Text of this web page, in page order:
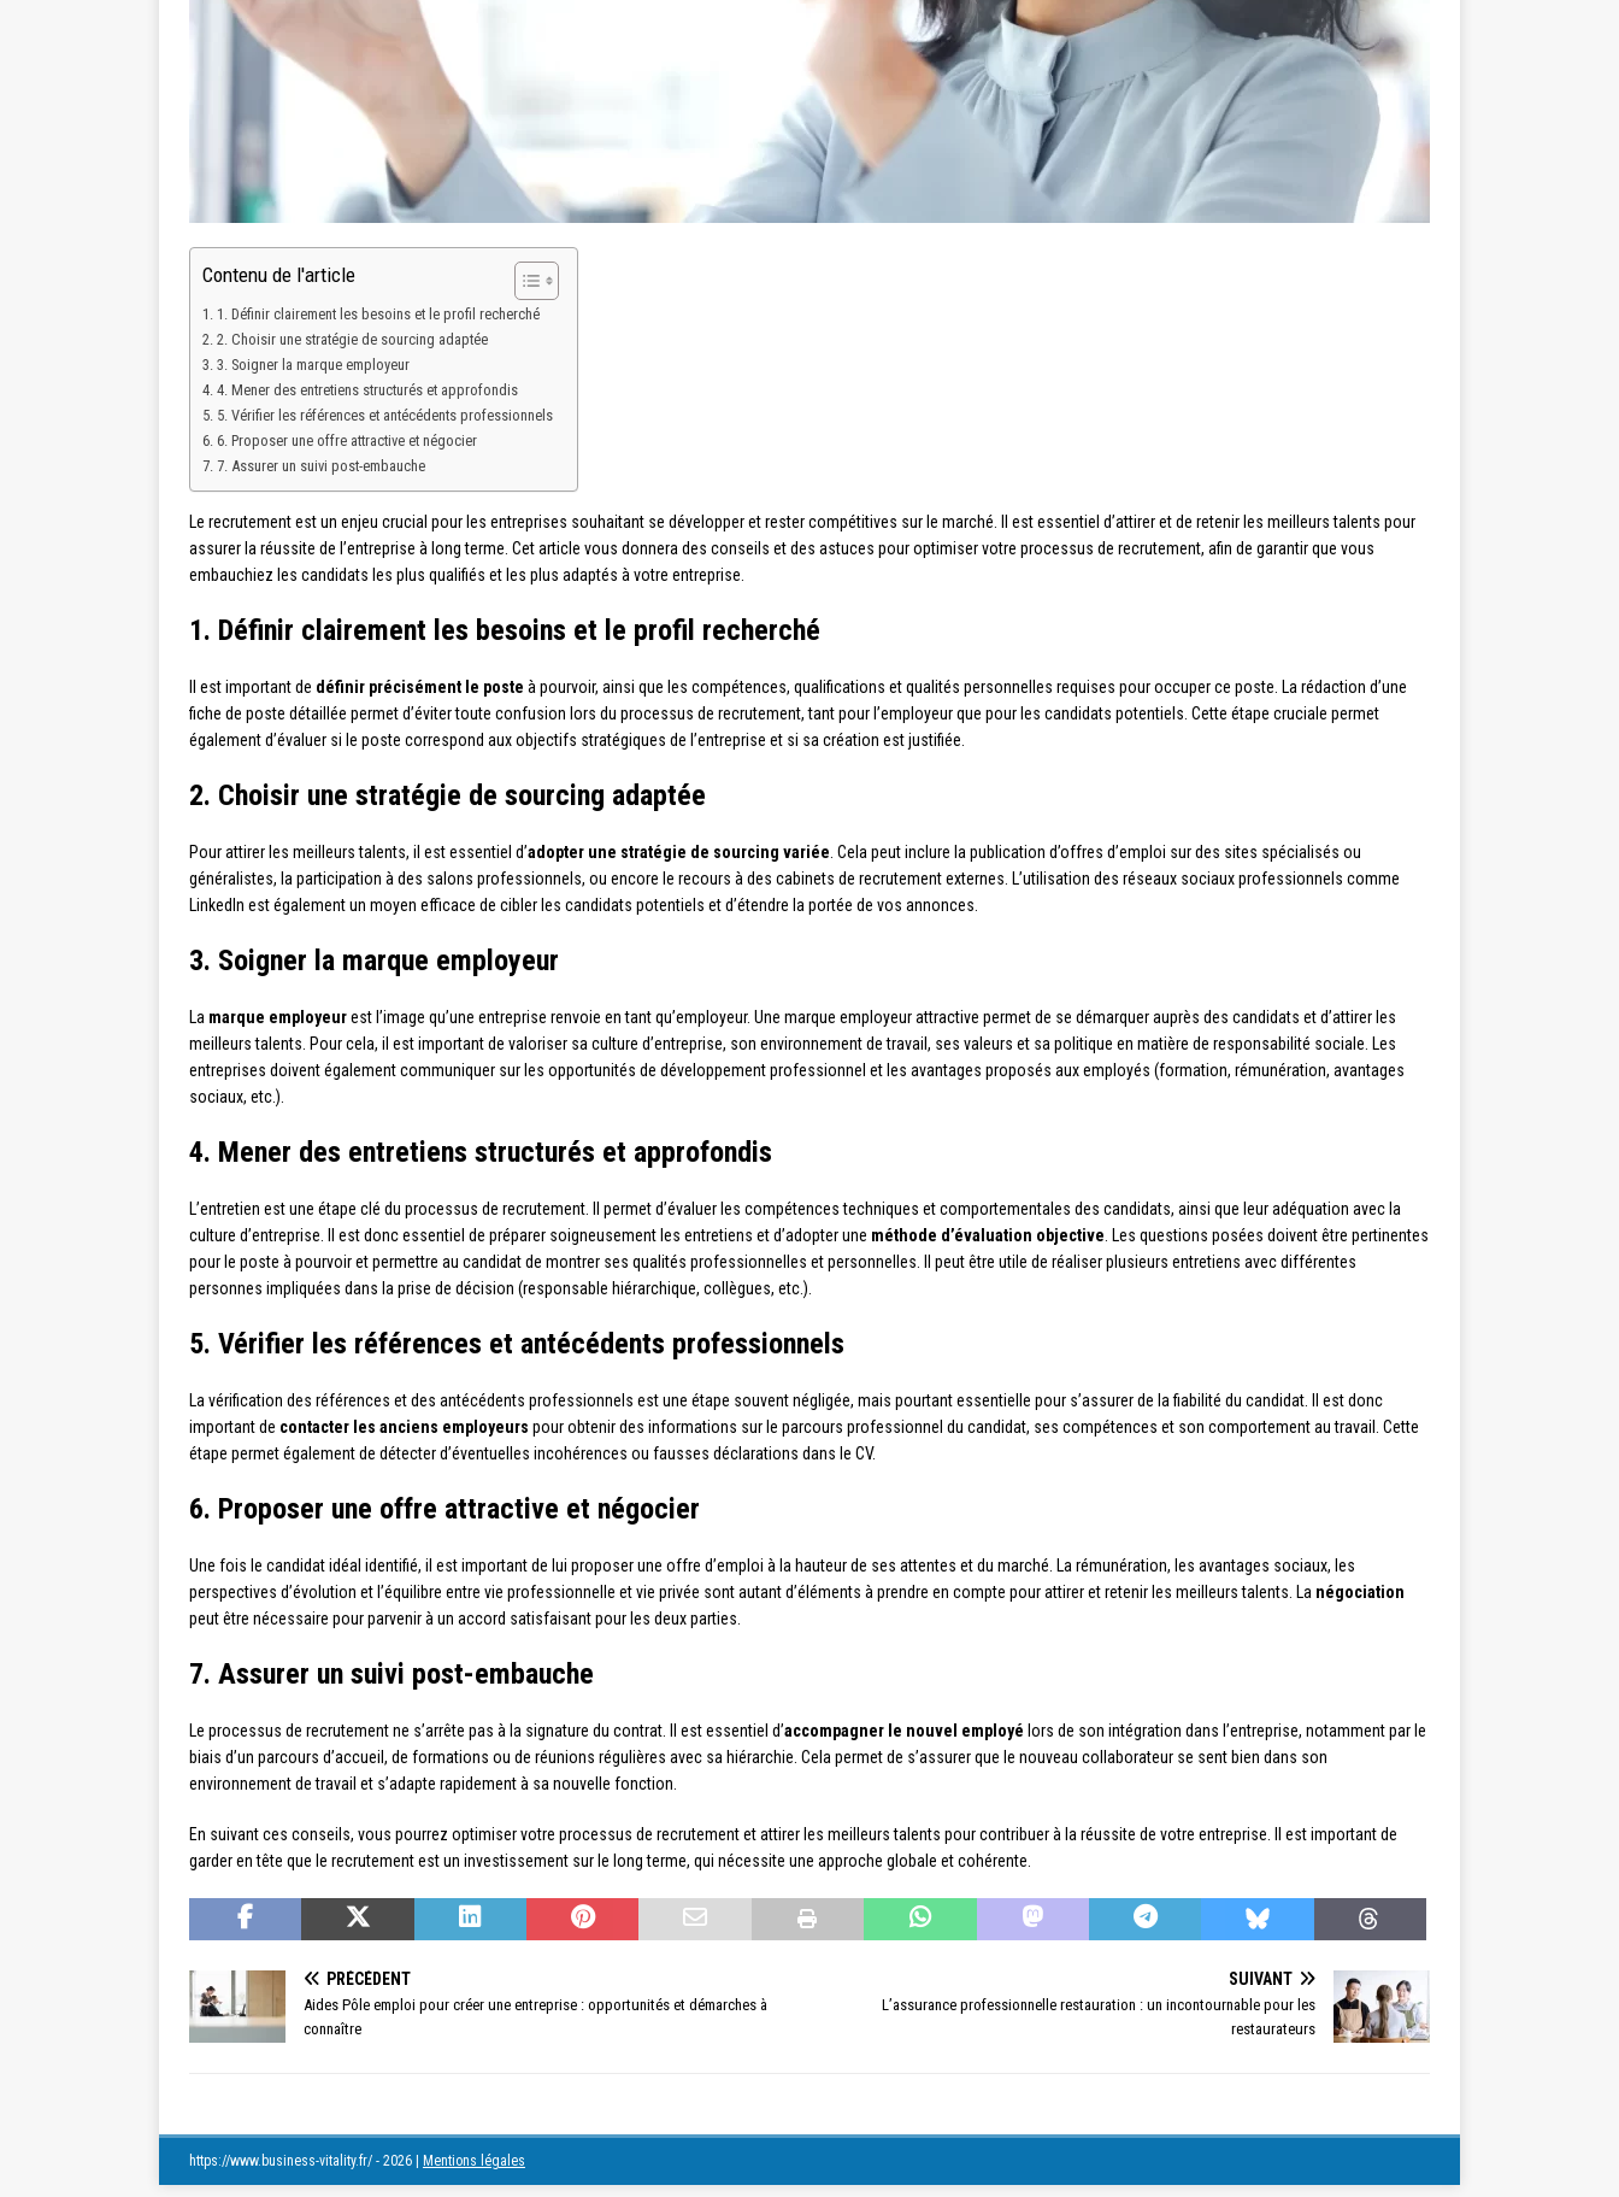
Contenu de l'article
1. Définir clairement les besoins et le profil recherché
2. Choisir une stratégie de sourcing adaptée
3. Soigner la marque employeur
4. Mener des entretiens structurés et approfondis
5. Vérifier les références et antécédents professionnels
6. Proposer une offre attractive et négocier
7. Assurer un suivi post-embauche
Le recrutement est un enjeu crucial pour les entreprises souhaitant se développer et rester compétitives sur le marché. Il est essentiel d’attirer et de retenir les meilleurs talents pour
assurer la réussite de l’entreprise à long terme. Cet article vous donnera des conseils et des astuces pour optimiser votre processus de recrutement, afin de garantir que vous
embauchiez les candidats les plus qualifiés et les plus adaptés à votre entreprise.
1. Définir clairement les besoins et le profil recherché
Il est important de définir précisément le poste à pourvoir, ainsi que les compétences, qualifications et qualités personnelles requises pour occuper ce poste. La rédaction d’une
fiche de poste détaillée permet d’éviter toute confusion lors du processus de recrutement, tant pour l’employeur que pour les candidats potentiels. Cette étape cruciale permet
également d’évaluer si le poste correspond aux objectifs stratégiques de l’entreprise et si sa création est justifiée.
2. Choisir une stratégie de sourcing adaptée
Pour attirer les meilleurs talents, il est essentiel d’adopter une stratégie de sourcing variée . Cela peut inclure la publication d’offres d’emploi sur des sites spécialisés ou
généralistes, la participation à des salons professionnels, ou encore le recours à des cabinets de recrutement externes. L’utilisation des réseaux sociaux professionnels comme
LinkedIn est également un moyen efficace de cibler les candidats potentiels et d’étendre la portée de vos annonces.
3. Soigner la marque employeur
La marque employeurest l’image qu’une entreprise renvoie en tant qu’employeur. Une marque employeur attractive permet de se démarquer auprès des candidats et d’attirer les
meilleurs talents. Pour cela, il est important de valoriser sa culture d’entreprise, son environnement de travail, ses valeurs et sa politique en matière de responsabilité sociale. Les
entreprises doivent également communiquer sur les opportunités de développement professionnel et les avantages proposés aux employés (formation, rémunération, avantages
sociaux, etc.).
4. Mener des entretiens structurés et approfondis
L’entretien est une étape clé du processus de recrutement. Il permet d’évaluer les compétences techniques et comportementales des candidats, ainsi que leur adéquation avec la
culture d’entreprise. Il est donc essentiel de préparer soigneusement les entretiens et d’adopter une méthode d’évaluation objective . Les questions posées doivent être pertinentes
pour le poste à pourvoir et permettre au candidat de montrer ses qualités professionnelles et personnelles. Il peut être utile de réaliser plusieurs entretiens avec différentes
personnes impliquées dans la prise de décision (responsable hiérarchique, collègues, etc.).
5. Vérifier les références et antécédents professionnels
La vérification des références et des antécédents professionnels est une étape souvent négligée, mais pourtant essentielle pour s’assurer de la fiabilité du candidat. Il est donc
important de contacter les anciens employeurs pour obtenir des informations sur le parcours professionnel du candidat, ses compétences et son comportement au travail. Cette
étape permet également de détecter d’éventuelles incohérences ou fausses déclarations dans le CV.
6. Proposer une offre attractive et négocier
Une fois le candidat idéal identifié, il est important de lui proposer une offre d’emploi à la hauteur de ses attentes et du marché. La rémunération, les avantages sociaux, les
perspectives d’évolution et l’équilibre entre vie professionnelle et vie privée sont autant d’éléments à prendre en compte pour attirer et retenir les meilleurs talents. La négociation
peut être nécessaire pour parvenir à un accord satisfaisant pour les deux parties.
7. Assurer un suivi post-embauche
Le processus de recrutement ne s’arrête pas à la signature du contrat. Il est essentiel d’accompagner le nouvel employé lors de son intégration dans l’entreprise, notamment par le
biais d’un parcours d’accueil, de formations ou de réunions régulières avec sa hiérarchie. Cela permet de s’assurer que le nouveau collaborateur se sent bien dans son
environnement de travail et s’adapte rapidement à sa nouvelle fonction.
En suivant ces conseils, vous pourrez optimiser votre processus de recrutement et attirer les meilleurs talents pour contribuer à la réussite de votre entreprise. Il est important de
garder en tête que le recrutement est un investissement sur le long terme, qui nécessite une approche globale et cohérente.
PRÉCÉDENT
Aides Pôle emploi pour créer une entreprise : opportunités et démarches à
connaître
SUIVANT
L’assurance professionnelle restauration : un incontournable pour les
restaurateurs
https://www.business-vitality.fr/ - 2026 Mentions légales